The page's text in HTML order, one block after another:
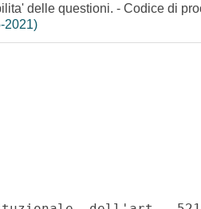
delle questioni. - Codice di
2021)